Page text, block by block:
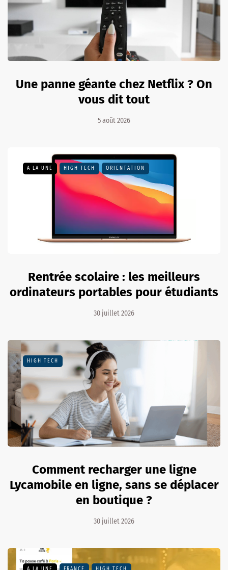
Une panne géante chez Netflix ? On
vous dit tout
5 août 2026
A LA UNE HIGH TECH ORIENTATION
Rentrée scolaire : les meilleurs
ordinateurs portables pour étudiants
30 juillet 2026
HIGH TECH
Comment recharger une ligne
Lycamobile en ligne, sans se déplacer
en boutique ?
30 juillet 2026